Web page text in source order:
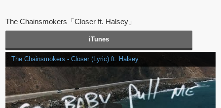
The Chainsmokers「Closer ft. Halsey」
iTunes
The Chainsmokers - Closer (Lyric) ft. Halsey